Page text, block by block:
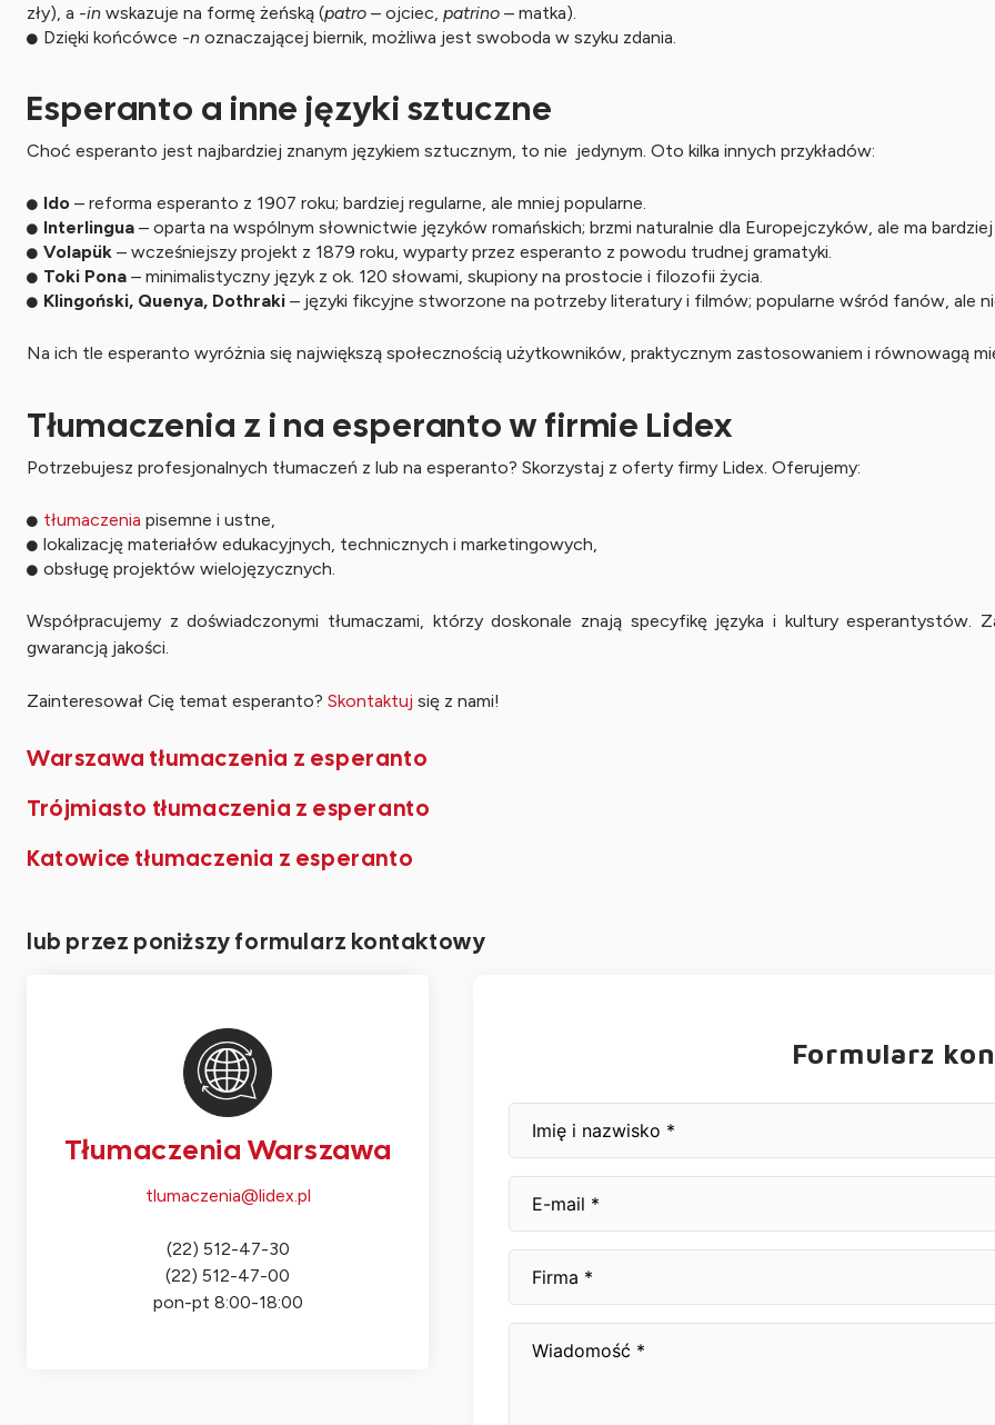
zły), a -in wskazuje na formę żeńską (patro – ojciec, patrino – matka).
Dzięki końcówce -n oznaczającej biernik, możliwa jest swoboda w szyku zdania.
Esperanto a inne języki sztuczne
Choć esperanto jest najbardziej znanym językiem sztucznym, to nie jedynym. Oto kilka innych przykładów:
Ido – reforma esperanto z 1907 roku; bardziej regularne, ale mniej popularne.
Interlingua – oparta na wspólnym słownictwie języków romańskich; brzmi naturalnie dla Europejczyków, ale ma bardziej
Volapük – wcześniejszy projekt z 1879 roku, wyparty przez esperanto z powodu trudnej gramatyki.
Toki Pona – minimalistyczny język z ok. 120 słowami, skupiony na prostocie i filozofii życia.
Klingoński, Quenya, Dothraki – języki fikcyjne stworzone na potrzeby literatury i filmów; popularne wśród fanów, ale
Na ich tle esperanto wyróżnia się największą społecznością użytkowników, praktycznym zastosowaniem i równowagą
Tłumaczenia z i na esperanto w firmie Lidex
Potrzebujesz profesjonalnych tłumaczeń z lub na esperanto? Skorzystaj z oferty firmy Lidex. Oferujemy:
tłumaczenia pisemne i ustne,
lokalizację materiałów edukacyjnych, technicznych i marketingowych,
obsługę projektów wielojęzycznych.
Współpracujemy z doświadczonymi tłumaczami, którzy doskonale znają specyfikę języka i kultury esperantystów.
gwarancją jakości.
Zainteresował Cię temat esperanto? Skontaktuj się z nami!
Warszawa tłumaczenia z esperanto
Trójmiasto tłumaczenia z esperanto
Katowice tłumaczenia z esperanto
lub przez poniższy formularz kontaktowy
Tłumaczenia Warszawa
tlumaczenia@lidex.pl
(22) 512-47-30
(22) 512-47-00
pon-pt 8:00-18:00
Formularz